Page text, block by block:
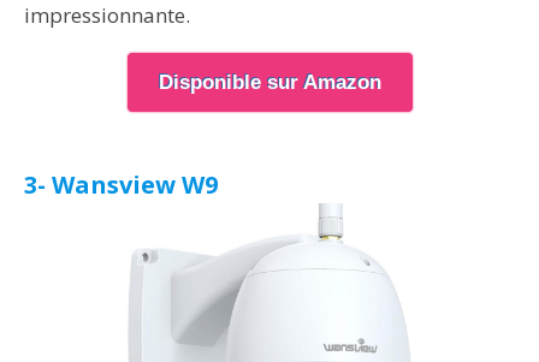
impressionnante.
Disponible sur Amazon
3- Wansview W9